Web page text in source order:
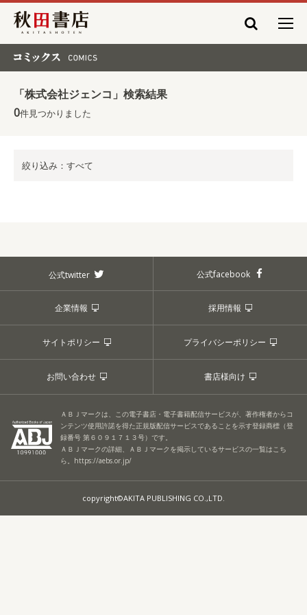
秋田書店
「株式会社ジェンコ」検索結果
0件見つかりました
絞り込み：すべて
公式twitter 公式facebook
企業情報 採用情報
サイトポリシー プライバシーポリシー
お問い合わせ 書店様向け
ＡＢＪマークは、この電子書店・電子書籍配信サービスが、著作権者からコ
ンテンツ使用許諾を得た正規版配信サービスであることを示す登録商標（登
録番号 第６０９１７１３号）です。
ＡＢＪマークの詳細、ＡＢＪマークを掲示しているサービスの一覧はこち
ら。 https://aebs.or.jp/
copyright©AKITA PUBLISHING CO.,LTD.